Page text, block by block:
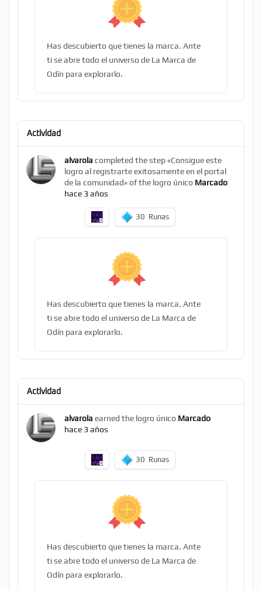
Has descubierto que tienes la marca. Ante
ti se abre todo el universo de La Marca de
Odín para explorarlo.
Actividad
alvarola completed the step «Consigue este
logro al registrarte exitosamente en el portal
de la comunidad» of the logro único Marcado
hace 3 años
30 Runas
Has descubierto que tienes la marca. Ante
ti se abre todo el universo de La Marca de
Odín para explorarlo.
Actividad
alvarola earned the logro único Marcado
hace 3 años
30 Runas
Has descubierto que tienes la marca. Ante
ti se abre todo el universo de La Marca de
Odín para explorarlo.